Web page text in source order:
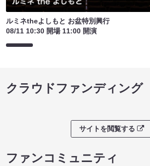
ルミネtheよしもと お盆特別興行
08/11 10:30 開場 11:00 開演
クラウドファンディング
サイトを閲覧する
ファンコミュニティ